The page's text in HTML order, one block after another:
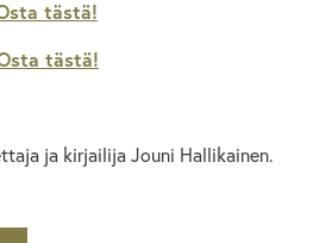
tästä!
tästä!
ja kirjailija Jouni Hallikainen.